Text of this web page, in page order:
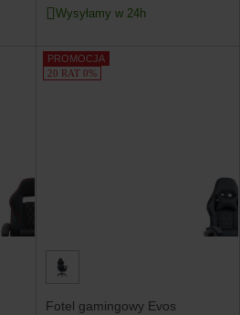
Wysyłamy w 24h
PROMOCJA
20 RAT 0%
Fotel gamingowy Evos